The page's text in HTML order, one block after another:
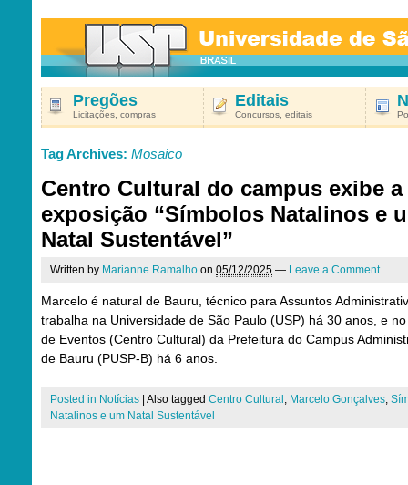
Pregões
Licitações, compras
Editais
Concursos, editais
Tag Archives: Mosaico
Centro Cultural do campus exibe a
exposição “Símbolos Natalinos e
Natal Sustentável”
Written by Marianne Ramalho on 05/12/2025 — Leave a Comment
Marcelo é natural de Bauru, técnico para Assuntos
trabalha na Universidade de São Paulo (USP) há 30 anos, e
de Eventos (Centro Cultural) da Prefeitura do Campus
de Bauru (PUSP-B) há 6 anos.
Posted in Notícias Also tagged Centro Cultural , Marcelo Gonçalves,
Natalinos e um Natal Sustentável